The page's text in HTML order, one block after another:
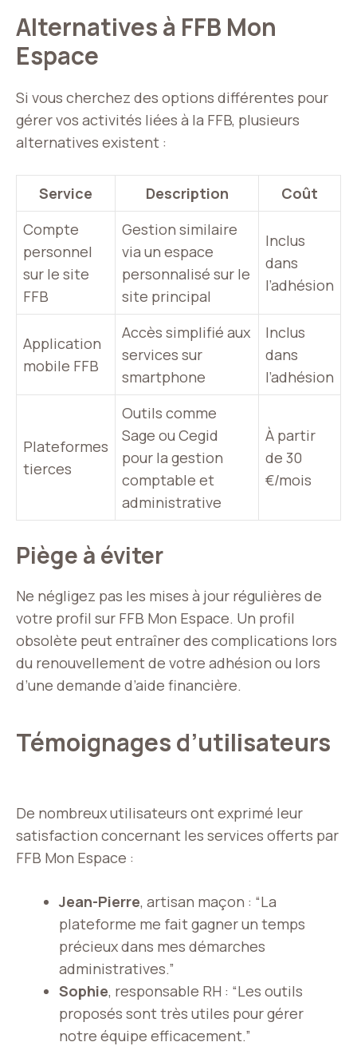
Alternatives à FFB Mon
Espace
Si vous cherchez des options différentes pour
gérer vos activités liées à la FFB, plusieurs
alternatives existent :
Service Description
Coût
Compte
personnel
sur le site
FFB
Gestion similaire
via un espace
personnalisé sur le
site principal
Inclus
dans
l’adhésion
Application
mobile FFB
Accès simplifié aux
services sur
smartphone
Inclus
dans
l’adhésion
Plateformes
tierces
Outils comme
Sage ou Cegid
pour la gestion
comptable et
administrative
À partir
de 30
€/mois
Piège à éviter
Ne négligez pas les mises à jour régulières de
votre profil sur FFB Mon Espace. Un profil
obsolète peut entraîner des complications lors
du renouvellement de votre adhésion ou lors
d’une demande d’aide financière.
Témoignages d’utilisateurs
De nombreux utilisateurs ont exprimé leur
satisfaction concernant les services offerts par
FFB Mon Espace :
Jean-Pierre, artisan maçon : “La
plateforme me fait gagner un temps
précieux dans mes démarches
administratives.”
Sophie, responsable RH : “Les outils
proposés sont très utiles pour gérer
notre équipe efficacement.”